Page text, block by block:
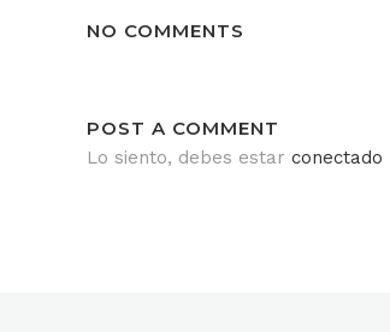
NO COMMENTS
POST A COMMENT
Lo siento, debes estar conectado